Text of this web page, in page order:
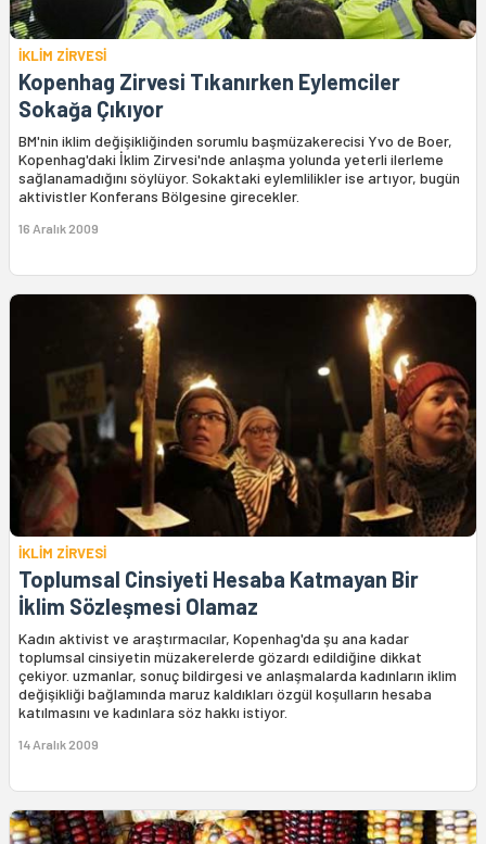
İKLİM ZİRVESİ
Kopenhag Zirvesi Tıkanırken Eylemciler
Sokağa Çıkıyor
BM'nin iklim değişikliğinden sorumlu başmüzakerecisi Yvo de Boer,
Kopenhag'daki İklim Zirvesi'nde anlaşma yolunda yeterli ilerleme
sağlanamadığını söylüyor. Sokaktaki eylemlilikler ise artıyor, bugün
aktivistler Konferans Bölgesine girecekler.
16 Aralık 2009
İKLİM ZİRVESİ
Toplumsal Cinsiyeti Hesaba Katmayan Bir
İklim Sözleşmesi Olamaz
Kadın aktivist ve araştırmacılar, Kopenhag'da şu ana kadar
toplumsal cinsiyetin müzakerelerde gözardı edildiğine dikkat
çekiyor. uzmanlar, sonuç bildirgesi ve anlaşmalarda kadınların iklim
değişikliği bağlamında maruz kaldıkları özgül koşulların hesaba
katılmasını ve kadınlara söz hakkı istiyor.
14 Aralık 2009